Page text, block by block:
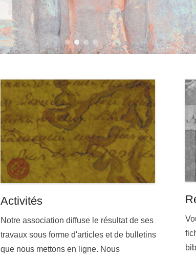
1 2 3 4
Activités
Notre association diffuse le résultat de ses
travaux sous forme d'articles et de bulletins
que nous mettons en ligne. Nous